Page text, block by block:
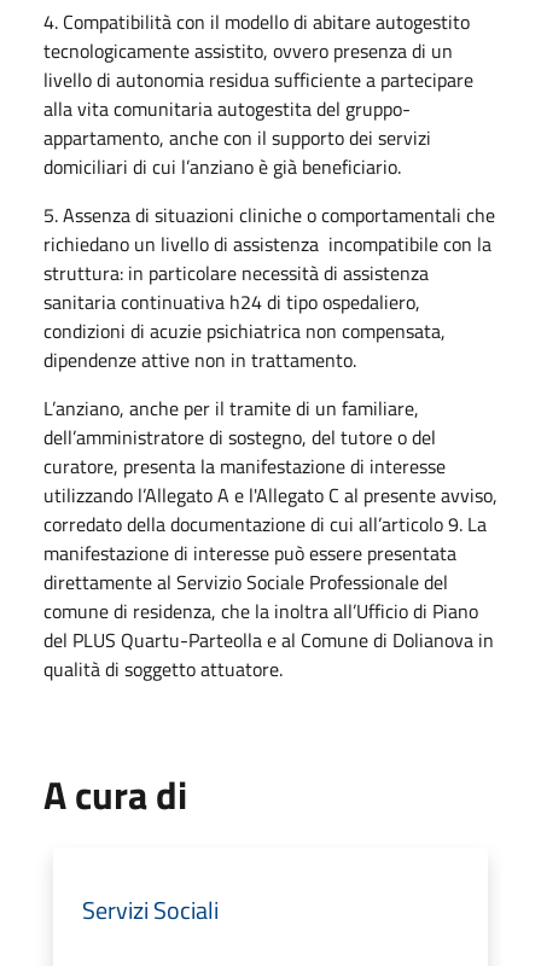
4. Compatibilità con il modello di abitare autogestito
tecnologicamente assistito, ovvero presenza di un
livello di autonomia residua sufficiente a partecipare
alla vita comunitaria autogestita del gruppo-
appartamento, anche con il supporto dei servizi
domiciliari di cui l’anziano è già beneficiario.
5. Assenza di situazioni cliniche o comportamentali che
richiedano un livello di assistenza incompatibile con la
struttura: in particolare necessità di assistenza
sanitaria continuativa h24 di tipo ospedaliero,
condizioni di acuzie psichiatrica non compensata,
dipendenze attive non in trattamento.
L’anziano, anche per il tramite di un familiare,
dell’amministratore di sostegno, del tutore o del
curatore, presenta la manifestazione di interesse
utilizzando l’Allegato A e l'Allegato C al presente avviso,
corredato della documentazione di cui all’articolo 9. La
manifestazione di interesse può essere presentata
direttamente al Servizio Sociale Professionale del
comune di residenza, che la inoltra all’Ufficio di Piano
del PLUS Quartu-Parteolla e al Comune di Dolianova in
qualità di soggetto attuatore.
A cura di
Servizi Sociali